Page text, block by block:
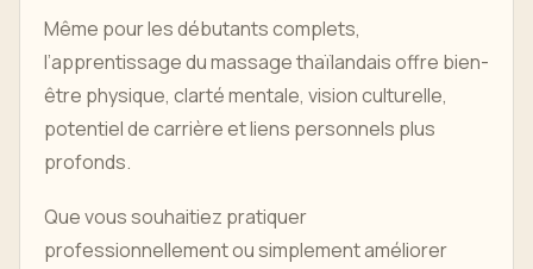
Même pour les débutants complets,
l’apprentissage du massage thaïlandais offre bien-
être physique, clarté mentale, vision culturelle,
potentiel de carrière et liens personnels plus
profonds.
Que vous souhaitiez pratiquer
professionnellement ou simplement améliorer